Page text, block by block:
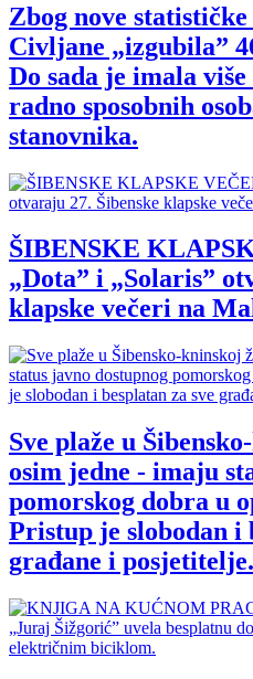
Zbog nove
Civljane „izgubila”
Do sada je imala
radno sposobnih
stanovnika.
ŠIBENSKE
„Dota” i „Solaris”
klapske večeri na
Sve plaže u
osim jedne - imaju
pomorskog dobra u
Pristup je slobodan i
građane i posjetitelje.